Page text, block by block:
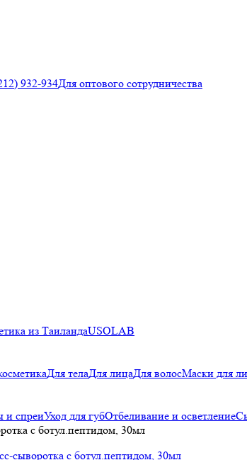
932-934Для оптового сотрудничества
из ТаиландаUSOLAB
Для телаДля лицаДля волосМаски для
и спреиУход для губОтбеливание и осветление
с ботул.пептидом, 30мл